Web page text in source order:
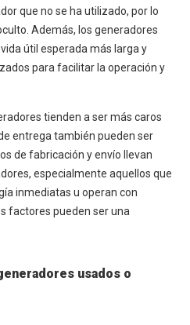
que no se ha utilizado, por lo
Además, los generadores
útil esperada más larga y
para facilitar la operación y
tienden a ser más caros
entrega también pueden ser
de fabricación y envío llevan
especialmente aquellos que
inmediatas u operan con
factores pueden ser una
usados o